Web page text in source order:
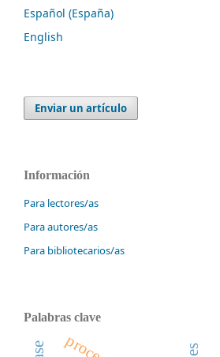
Español (España)
English
Enviar un artículo
Información
Para lectores/as
Para autores/as
Para bibliotecarios/as
Palabras clave